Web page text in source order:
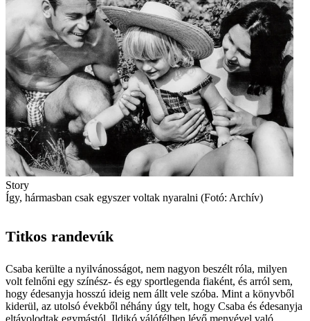
Story
Így, hármasban csak egyszer voltak nyaralni (Fotó: Archív)
Titkos randevúk
Csaba kerülte a nyilvánosságot, nem nagyon beszélt róla, milyen
volt felnőni egy színész- és egy sportlegenda fiaként, és arról sem,
hogy édesanyja hosszú ideig nem állt vele szóba. Mint a könyvből
kiderül, az utolsó évekből néhány úgy telt, hogy Csaba és édesanyja
eltávolodtak egymástól. Ildikó válófélben lévő menyével való